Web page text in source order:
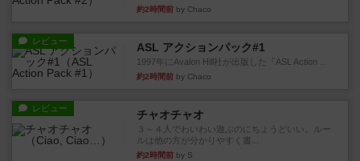
約2時間前 by Chaco
レビュー ASL アクションパック#1
1997年にAvalon Hill社が出版した『ASL Action ...
約2時間前 by Chaco
レビュー チャオチャオ
３～４人でわいわい遊ぶのにちょうどいい。ルー
ルは他の方が分かりやすく書...
約2時間前 by S